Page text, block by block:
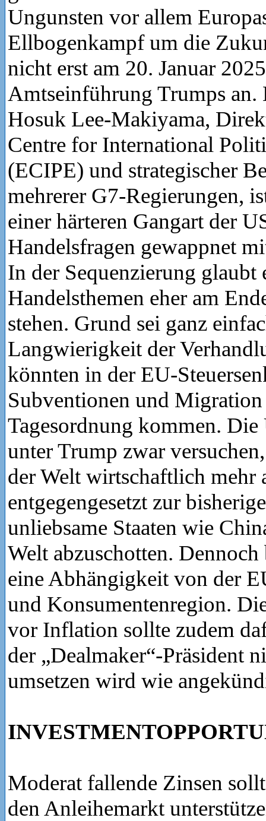
Ungunsten vor allem
Ellbogenkampf um die
nicht erst am 20. Januar
Amtseinführung Trumps an.
Hosuk Lee-Makiyama,
Centre for International
(ECIPE) und strategischer
mehrerer G7-Regierungen,
einer härteren Gangart der
Handelsfragen gewappnet
In der Sequenzierung glaubt
Handelsthemen eher am
stehen. Grund sei ganz
Langwierigkeit der
könnten in der EU-
Subventionen und
Tagesordnung kommen.
unter Trump zwar
der Welt wirtschaftlich mehr
entgegengesetzt zur
unliebsame Staaten wie
Welt abzuschotten.
eine Abhängigkeit von der
und Konsumentenregion.
vor Inflation sollte zudem
der „Dealmaker“-Präsident
umsetzen wird wie
Moderat fallende Zinsen
den Anleihemarkt